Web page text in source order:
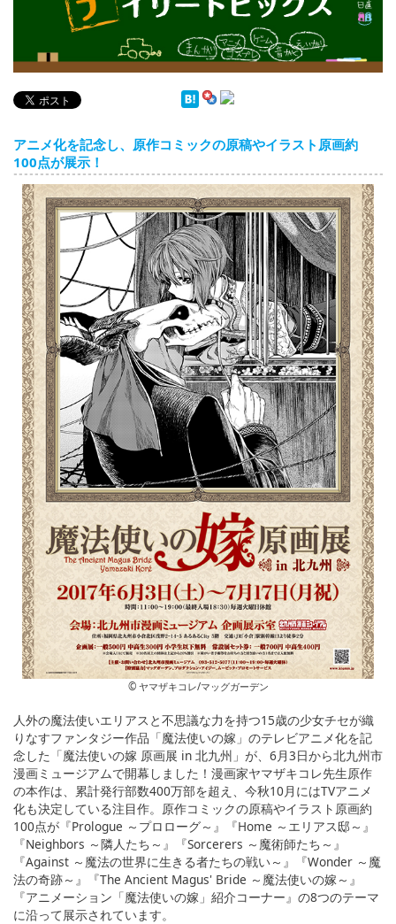
デイリートピックス
アニメ化を記念し、原作コミックの原稿やイラスト原画約
100点が展示！
© ヤマザキコレ/マッグガーデン
人外の魔法使いエリアスと不思議な力を持つ15歳の少女チセが織
りなすファンタジー作品「魔法使いの嫁」のテレビアニメ化を記
念した「魔法使いの嫁 原画展 in 北九州」が、6月3日から北九州市
漫画ミュージアムで開幕しました！漫画家ヤマザキコレ先生原作
の本作は、累計発行部数400万部を超え、今秋10月にはTVアニメ
化も決定している注目作。原作コミックの原稿やイラスト原画約
100点が『Prologue ～プロローグ～』『Home ～エリアス邸～』
『Neighbors ～隣人たち～』『Sorcerers ～魔術師たち～』
『Against ～魔法の世界に生きる者たちの戦い～』『Wonder ～魔
法の奇跡～』『The Ancient Magus' Bride ～魔法使いの嫁～』
『アニメーション「魔法使いの嫁」紹介コーナー』の8つのテーマ
に沿って展示されています。